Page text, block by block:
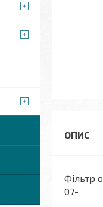
Фільтр
07-